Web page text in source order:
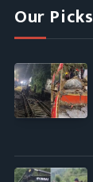
Our Picks